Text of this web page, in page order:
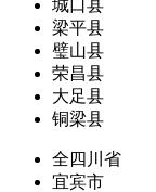
城口县
梁平县
璧山县
荣昌县
大足县
铜梁县
全四川省
宜宾市